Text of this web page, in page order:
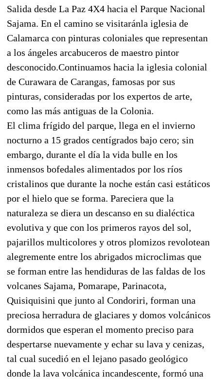
Salida desde La Paz 4X4 hacia el Parque Nacional
Sajama. En el camino se visitaránla iglesia de
Calamarca con pinturas coloniales que representan
a los ángeles arcabuceros de maestro pintor
desconocido.Continuamos hacia la iglesia colonial
de Curawara de Carangas, famosas por sus
pinturas, consideradas por los expertos de arte,
como las más antiguas de la Colonia.
El clima frígido del parque, llega en el invierno
nocturno a 15 grados centígrados bajo cero; sin
embargo, durante el día la vida bulle en los
inmensos bofedales alimentados por los ríos
cristalinos que durante la noche están casi estáticos
por el hielo que se forma. Pareciera que la
naturaleza se diera un descanso en su dialéctica
evolutiva y que con los primeros rayos del sol,
pajarillos multicolores y otros plomizos revolotean
alegremente entre los abrigados microclimas que
se forman entre las hendiduras de las faldas de los
volcanes Sajama, Pomarape, Parinacota,
Quisiquisini que junto al Condoriri, forman una
preciosa herradura de glaciares y domos volcánicos
dormidos que esperan el momento preciso para
despertarse nuevamente y echar su lava y cenizas,
tal cual sucedió en el lejano pasado geológico
donde la lava volcánica incandescente, formó una